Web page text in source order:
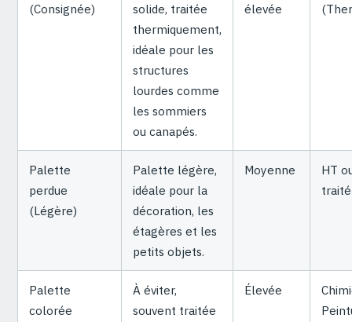
(Consignée)
solide, traitée
thermiquement,
idéale pour les
structures
lourdes comme
les sommiers
ou canapés.
élevée
Palette
perdue
(Légère)
Palette légère,
idéale pour la
décoration, les
étagères et les
petits objets.
Moyenne
HT
traité
Palette
colorée
À éviter,
souvent traitée
Élevée